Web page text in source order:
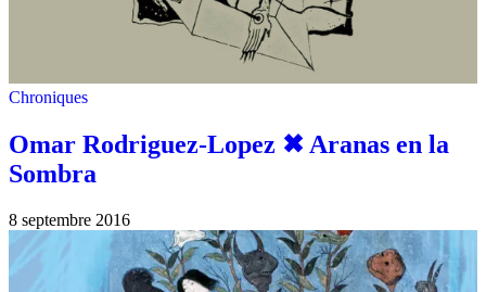
Chroniques
Omar Rodriguez-Lopez ✖︎ Aranas en la
Sombra
8 septembre 2016